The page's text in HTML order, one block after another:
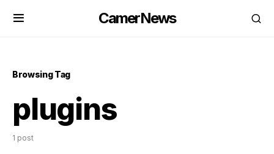
CamerNews
Browsing Tag
plugins
1 post